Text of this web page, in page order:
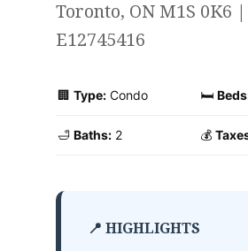
Toronto, ON M1S 0K6
E12745416
🏢Type: Condo 🛏️
🛁Baths: 2 💰
📍 HIGHLIGHTS